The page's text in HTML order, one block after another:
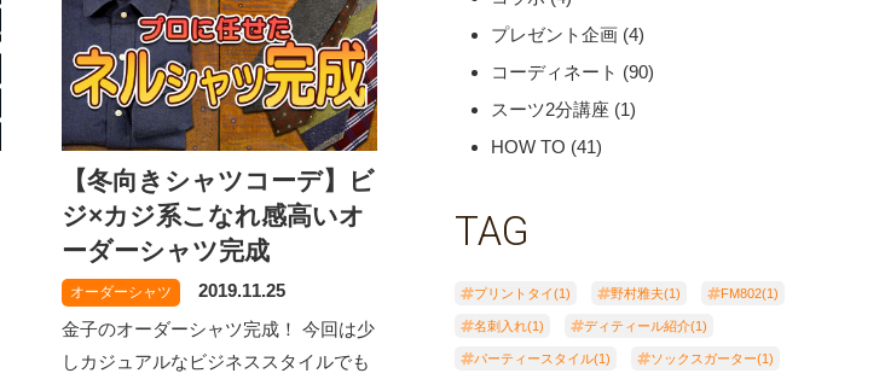
【冬向きシャツコーデ】ビ
ジ×カジ系こなれ感高いオ
ーダーシャツ完成
オーダーシャツ
2019.11.25
金子のオーダーシャツ完成！ 今回は少
しカジュアルなビジネススタイルでも
プレゼント企画(4)
コーディネート (90)
スーツ2分講座 (1)
HOW TO (41)
TAG
プリントタイ(1) 野村雅夫(1) FM802(1)
名刺入れ(1) ディティール紹介(1)
パーティースタイル(1) ソックスガーター(1)